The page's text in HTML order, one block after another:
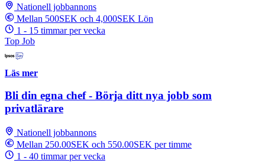
Nationell jobbannons
Mellan 500SEK och 4,000SEK Lön
1 - 15 timmar per vecka
Top Job
Läs mer
Bli din egna chef - Börja ditt nya jobb som
privatlärare
Nationell jobbannons
Mellan 250.00SEK och 550.00SEK per timme
1 - 40 timmar per vecka